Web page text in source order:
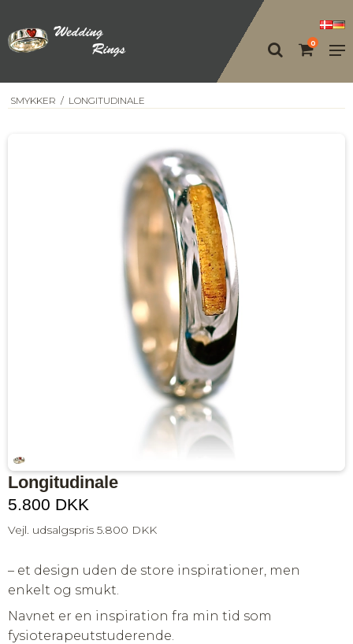
0
SMYKKER / LONGITUDINALE
Longitudinale
5.800 DKK
Vejl. udsalgspris 5.800 DKK
– et design uden de store inspirationer, men
enkelt og smukt.
Navnet er en inspiration fra min tid som
fysioterapeutstuderende.